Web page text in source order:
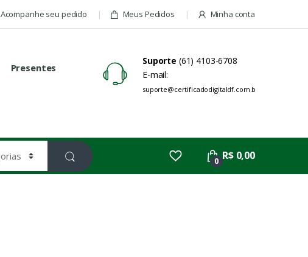
Acompanhe seu pedido Meus Pedidos Minha conta
Presentes
Suporte (61) 4103-6708
E-mail:
suporte@certificadodigitaldf.com.br
0 R$ 0,00